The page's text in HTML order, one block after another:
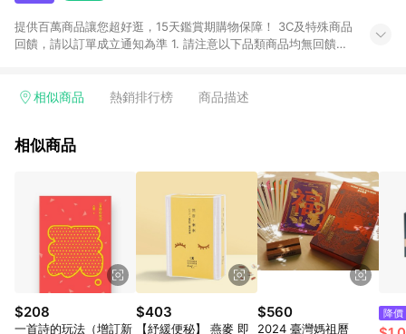
提供百萬商品讓您超好逛，15天鑑賞期購物保障！ 3C及特殊商品
回饋，請以訂單成立通知為準 1. 請注意以下品類商品均無回饋：
電玩/遊戲/相機/單眼/鏡頭/拍立得 [2024/6/1起適用] -內接硬
的購回饋活動享Yahoo超贈點回饋者 - 購物中心商店之商品：商
3. 訂單回饋金額將扣除運費/購物金/超贈點/福利金/紅利折抵/折
價券等虛擬貨幣折抵 4. 大宗採購或批發轉賣不具回饋資格： 如
有相關事證認定您為大宗採購、批發轉賣而非最終消費使用者，
相關認定以Yahoo購物中心之認定為準
相似商品 熱銷排行榜 商品描述
相似商品
$208
一首詩的玩法（增訂新
$403
【紓緩便秘】 燕麥 即
$560
2024 臺灣媽祖曆
降價